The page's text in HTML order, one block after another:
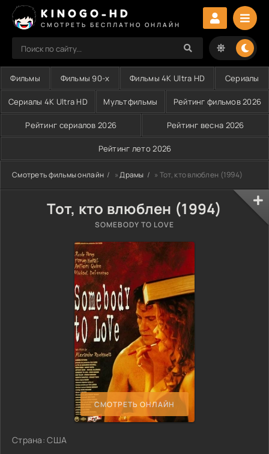
KINOGO-HD
СМОТРЕТЬ БЕСПЛАТНО ОНЛАЙН
Фильмы Фильмы 90-х Фильмы 4K Ultra HD Сериалы
Сериалы 4K Ultra HD Мультфильмы Рейтинг фильмов 2026
Рейтинг сериалов 2026 Рейтинг весна 2026
Рейтинг лето 2026
Смотреть фильмы онлайн »Драмы » Тот, кто влюблен (1994)
Тот, кто влюблен (1994)
SOMEBODY TO LOVE
СМОТРЕТЬ ОНЛАЙН
Страна: США